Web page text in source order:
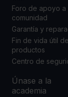
Únase a la
academia
Foro de apoyo a
comunidad
Garantía y
Fin de vida útil de
productos
Centro de